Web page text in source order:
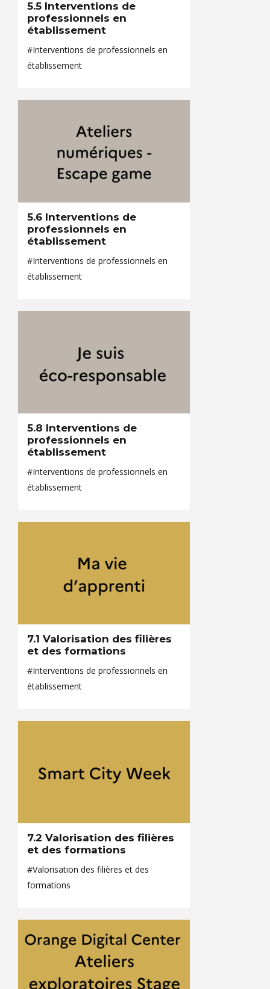
5.5 Interventions de
professionnels en
établissement
#Interventions de professionnels en
établissement
5.6 Interventions de
professionnels en
établissement
#Interventions de professionnels en
établissement
5.8 Interventions de
professionnels en
établissement
#Interventions de professionnels en
établissement
7.1 Valorisation des filières
et des formations
#Interventions de professionnels en
établissement
7.2 Valorisation des filières
et des formations
#Valorisation des filières et des
formations